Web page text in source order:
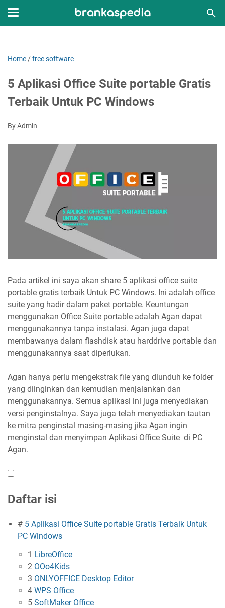
Home /free software
5 Aplikasi Office Suite portable Gratis
Terbaik Untuk PC Windows
By Admin
Pada artikel ini saya akan share 5 aplikasi office suite
portable gratis terbaik Untuk PC Windows. Ini adalah office
suite yang hadir dalam paket portable. Keuntungan
menggunakan Office Suite portable adalah Agan dapat
menggunakannya tanpa instalasi. Agan juga dapat
membawanya dalam flashdisk atau harddrive portable dan
menggunakannya saat diperlukan.
Agan hanya perlu mengekstrak file yang diunduh ke folder
yang diinginkan dan kemudian menjalankan dan
menggunakannya. Semua aplikasi ini juga menyediakan
versi penginstalnya. Saya juga telah menyediakan tautan
ke mitra penginstal masing-masing jika Agan ingin
menginstal dan menyimpan Aplikasi Office Suite di PC
Agan.
Daftar isi
# 5 Aplikasi Office Suite portable Gratis Terbaik Untuk
PC Windows
1 LibreOffice
2 OOo4Kids
3 ONLYOFFICE Desktop Editor
4 WPS Office
5 SoftMaker Office